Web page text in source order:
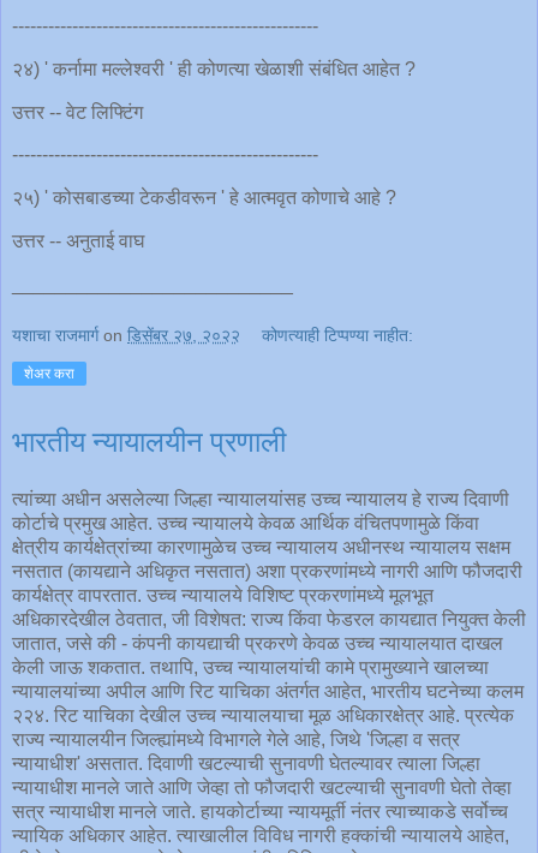
---------------------------------------------------
२४) ' कर्नामा मल्लेश्वरी ' ही कोणत्या खेळाशी संबंधित आहेत ?
उत्तर -- वेट लिफ्टिंग
---------------------------------------------------
२५) ' कोसबाडच्या टेकडीवरून ' हे आत्मवृत कोणाचे आहे ?
उत्तर -- अनुताई वाघ
यशाचा राजमार्ग on डिसेंबर २७, २०२२ कोणत्याही टिप्पण्‍या नाहीत:
शेअर करा
भारतीय न्यायालयीन प्रणाली
त्यांच्या अधीन असलेल्या जिल्हा न्यायालयांसह उच्च न्यायालय हे राज्य दिवाणी
कोर्टाचे प्रमुख आहेत. उच्च न्यायालये केवळ आर्थिक वंचितपणामुळे किंवा
क्षेत्रीय कार्यक्षेत्रांच्या कारणामुळेच उच्च न्यायालय अधीनस्थ न्यायालय सक्षम
नसतात (कायद्याने अधिकृत नसतात) अशा प्रकरणांमध्ये नागरी आणि फौजदारी
कार्यक्षेत्र वापरतात. उच्च न्यायालये विशिष्ट प्रकरणांमध्ये मूलभूत
अधिकारदेखील ठेवतात, जी विशेषत: राज्य किंवा फेडरल कायद्यात नियुक्त केली
जातात, जसे की - कंपनी कायद्याची प्रकरणे केवळ उच्च न्यायालयात दाखल
केली जाऊ शकतात. तथापि, उच्च न्यायालयांची कामे प्रामुख्याने खालच्या
न्यायालयांच्या अपील आणि रिट याचिका अंतर्गत आहेत, भारतीय घटनेच्या कलम
२२४. रिट याचिका देखील उच्च न्यायालयाचा मूळ अधिकारक्षेत्र आहे. प्रत्येक
राज्य न्यायालयीन जिल्ह्यांमध्ये विभागले गेले आहे, जिथे 'जिल्हा व सत्र
न्यायाधीश' असतात. दिवाणी खटल्याची सुनावणी घेतल्यावर त्याला जिल्हा
न्यायाधीश मानले जाते आणि जेव्हा तो फौजदारी खटल्याची सुनावणी घेतो तेव्हा
सत्र न्यायाधीश मानले जाते. हायकोर्टाच्या न्यायमूर्ती नंतर त्याच्याकडे सर्वोच्च
न्यायिक अधिकार आहेत. त्याखालील विविध नागरी हक्कांची न्यायालये आहेत,